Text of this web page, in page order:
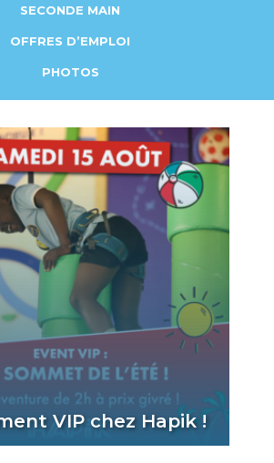
SECONDE MAIN
OFFRES D’EMPLOI
PHOTOS
VIP chez Hapik !